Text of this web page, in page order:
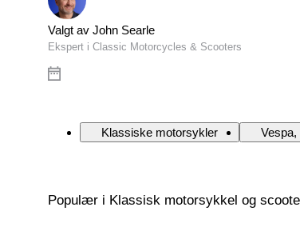
Valgt av John Searle
Ekspert i Classic Motorcycles & Scooters
Klassiske motorsykler
Populær i Klassisk motorsykkel og